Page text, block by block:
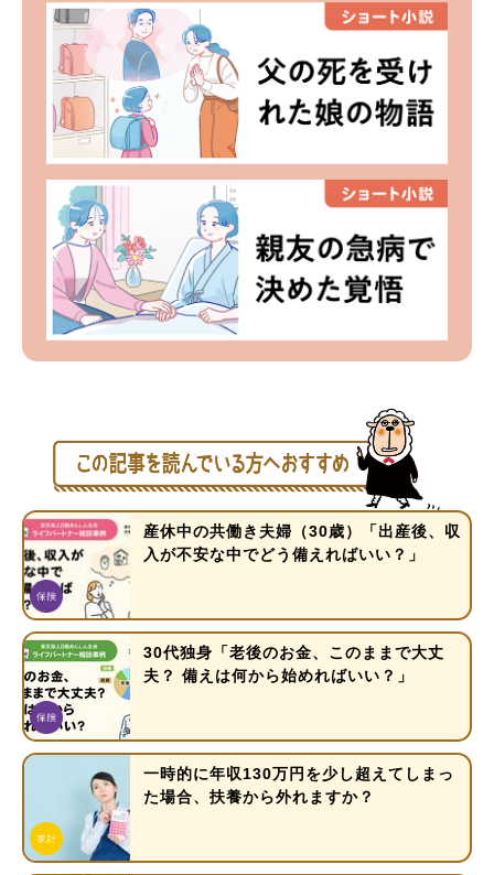
産休中の共働き夫婦（30歳）「出産後、収
入が不安な中でどう備えればいい？」
30代独身「老後のお金、このままで大丈
夫？ 備えは何から始めればいい？」
一時的に年収130万円を少し超えてしまっ
た場合、扶養から外れますか？